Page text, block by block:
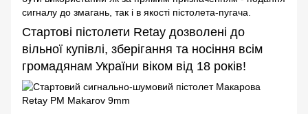
сигналу до змагань, так і в якості пістолета-пугача.
Стартові пістолети Retay дозволені до
вільної купівлі, зберігання та носіння всім
громадянам України віком від 18 років!